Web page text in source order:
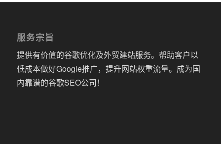
服务宗旨
提供有价值的谷歌优化及外贸建站服务。帮助客户以
低成本做好Google推广，提升网站权重流量。成为国
内靠谱的谷歌SEO公司！